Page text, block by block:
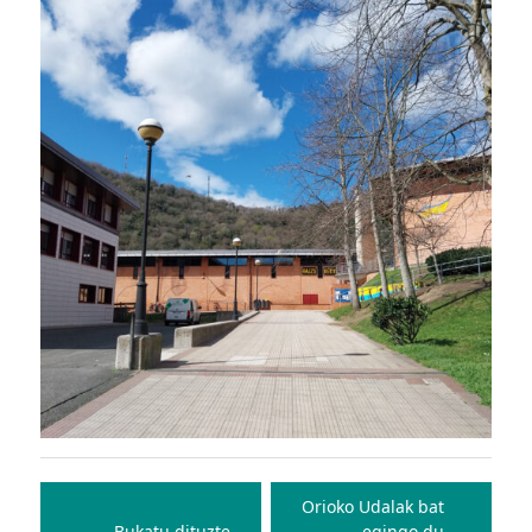
Bidalketetan
Orioko Udalak bat